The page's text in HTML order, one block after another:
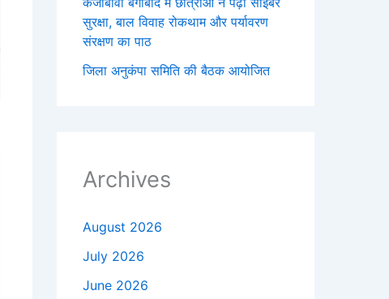
सुरक्षा, बाल विवाह रोकथाम और पर्यावरण
संरक्षण का पाठ
जिला अनुकंपा समिति की बैठक आयोजित
Archives
August 2026
July 2026
June 2026